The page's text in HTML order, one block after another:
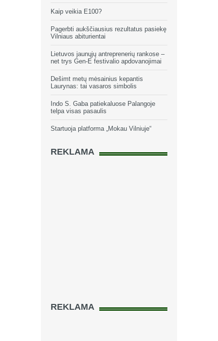
Kaip veikia E100?
Pagerbti aukščiausius rezultatus pasiekę
Vilniaus abiturientai
Lietuvos jaunųjų antreprenerių rankose –
net trys Gen-E festivalio apdovanojimai
Dešimt metų mėsainius kepantis
Laurynas: tai vasaros simbolis
Indo S. Gaba patiekaluose Palangoje
telpa visas pasaulis
Startuoja platforma „Mokau Vilniuje“
REKLAMA
REKLAMA